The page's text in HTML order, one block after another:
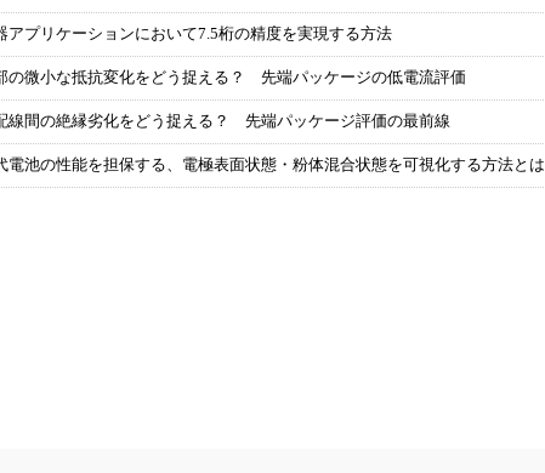
アプリケーションにおいて7.5桁の精度を実現する方法
の微小な抵抗変化をどう捉える？ 先端パッケージの低電流評価
線間の絶縁劣化をどう捉える？ 先端パッケージ評価の最前線
電池の性能を担保する、電極表面状態・粉体混合状態を可視化する方法とは